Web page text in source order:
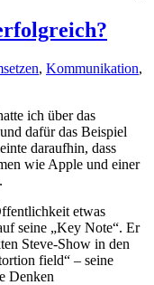
, Kommunikation,
ich über das
dafür das Beispiel
daraufhin, dass
wie Apple und einer
etwas
seine „Key Note“. Er
Steve-Show in den
field“ – seine
Denken